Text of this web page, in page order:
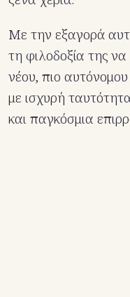
Με την εξαγορά
τη φιλοδοξία της
νέου, πιο αυτόνομου
με ισχυρή
και παγκόσμια